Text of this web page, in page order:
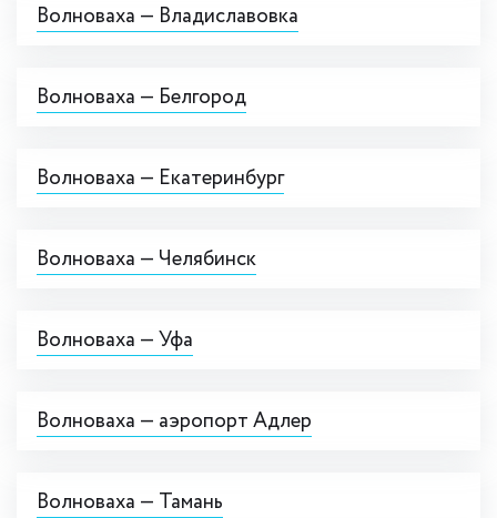
Волноваха — Владиславовка
Волноваха — Белгород
Волноваха — Екатеринбург
Волноваха — Челябинск
Волноваха — Уфа
Волноваха — аэропорт Адлер
Волноваха — Тамань